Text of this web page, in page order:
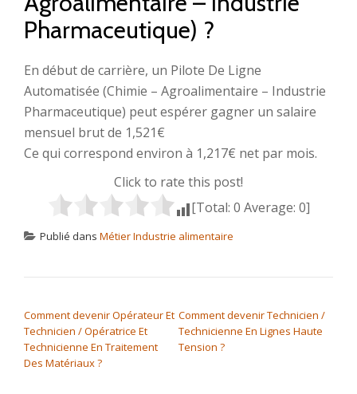
Pharmaceutique) ?
En début de carrière, un Pilote De Ligne
Automatisée (Chimie – Agroalimentaire – Industrie
Pharmaceutique) peut espérer gagner un salaire
mensuel brut de 1,521€
Ce qui correspond environ à 1,217€ net par mois.
Click to rate this post!
[Total: 0 Average: 0]
Publié dans Métier Industrie alimentaire
Comment devenir Opérateur Et
Technicien / Opératrice Et
Technicienne En Traitement
Des Matériaux ?
Comment devenir Technicien /
Technicienne En Lignes Haute
Tension ?